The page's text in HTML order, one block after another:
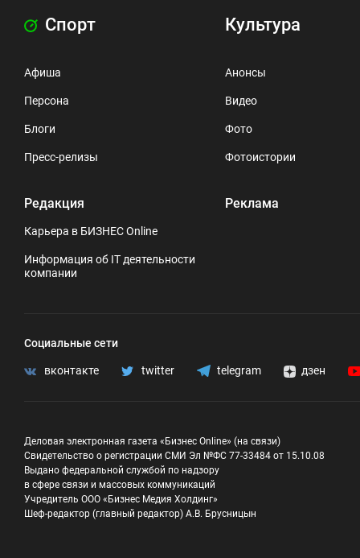
Спорт
Афиша
Персона
Блоги
Пресс-релизы
Редакция
Карьера в БИЗНЕС Online
Информация об IT деятельности
компании
Культура
Анонсы
Видео
Фото
Фотоистории
Реклама
Социальные сети
вконтакте twitter telegram дзен
Деловая электронная газета «Бизнес Online» (на связи)
Свидетельство о регистрации СМИ Эл №ФС 77-33484 от 15.10.08
Выдано федеральной службой по надзору
в сфере связи и массовых коммуникаций
Учредитель ООО «Бизнес Медия Холдинг»
Шеф-редактор (главный редактор) А.В. Брусницын